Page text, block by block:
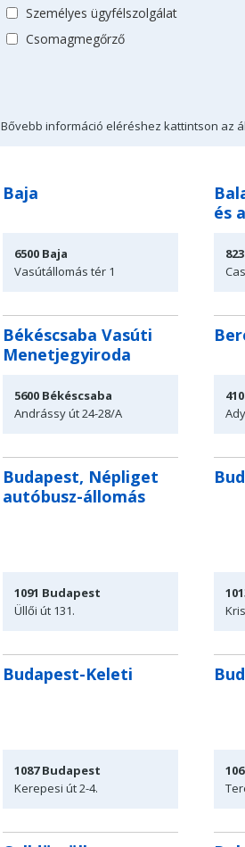
Személyes ügyfélszolgálat
Csomagmegőrző
Bővebb információ eléréshez kattintson az
Baja
6500 Baja
Vasútállomás tér 1
és
Békéscsaba Vasúti
Menetjegyiroda
5600 Békéscsaba
Andrássy út24-28/A
Budapest, Népliget
autóbusz-állomás
1091 Budapest
Üllői út 131.
Budapest-Keleti
1087Budapest
Kerepesi út 2-4.